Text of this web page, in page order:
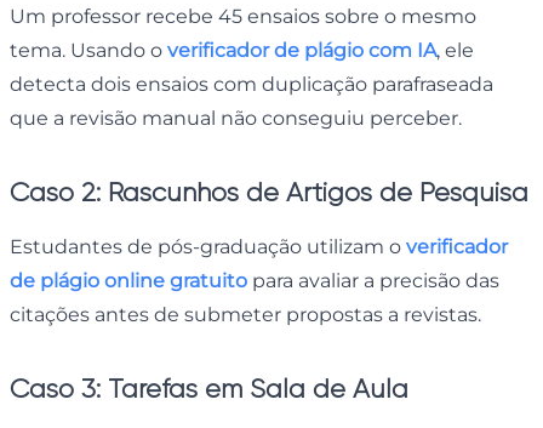
Um professor recebe 45 ensaios sobre o mesmo
tema. Usando o verificador de plágio com IA, ele
detecta dois ensaios com duplicação parafraseada
que a revisão manual não conseguiu perceber.
Caso 2: Rascunhos de Artigos de Pesquisa
Estudantes de pós-graduação utilizam o verificador
de plágio online gratuito para avaliar a precisão das
citações antes de submeter propostas a revistas.
Caso 3: Tarefas em Sala de Aula